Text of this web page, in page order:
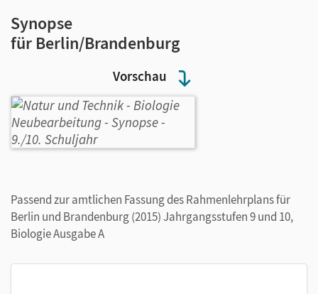
Vorschau
Synopse
für Berlin/Brandenburg
Passend zur amtlichen Fassung des Rahmenlehrplans für
Berlin und Brandenburg (2015) Jahrgangsstufen 9 und 10,
Biologie Ausgabe A